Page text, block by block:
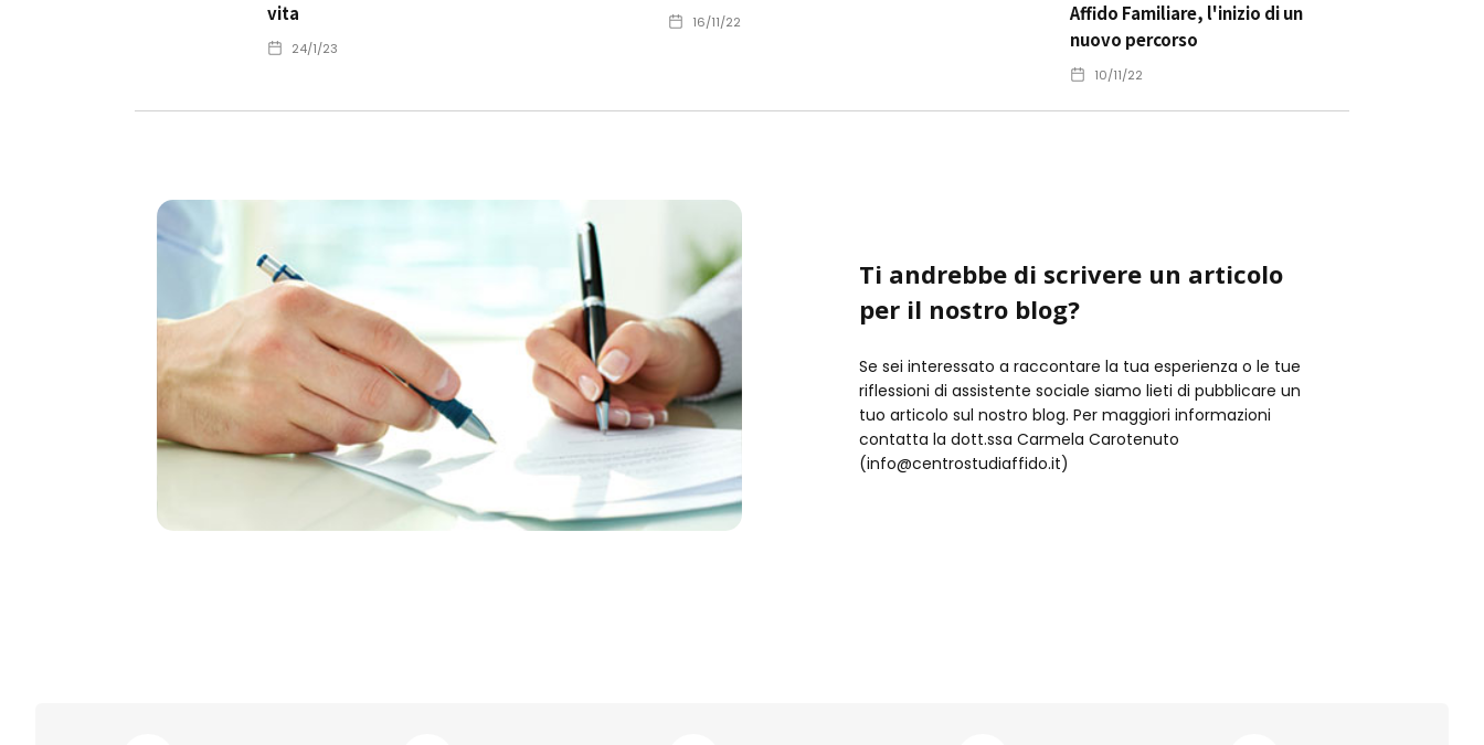
vita
24/1/23
16/11/22
Affido Familiare, l'inizio di un
nuovo percorso
10/11/22
Ti andrebbe di scrivere un articolo
per il nostro blog?
Se sei interessato a raccontare la tua esperienza o le tue
riflessioni di assistente sociale siamo lieti di pubblicare un
tuo articolo sul nostro blog. Per maggiori informazioni
contatta la dott.ssa Carmela Carotenuto
(info@centrostudiaffido.it)